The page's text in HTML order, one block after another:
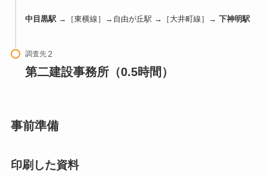
中目黒駅→［東横線］→自由が丘駅 →［大井町線］→ 下神明駅
調査先
第二建設事務所（0.5時間）
事前準備
印刷した資料